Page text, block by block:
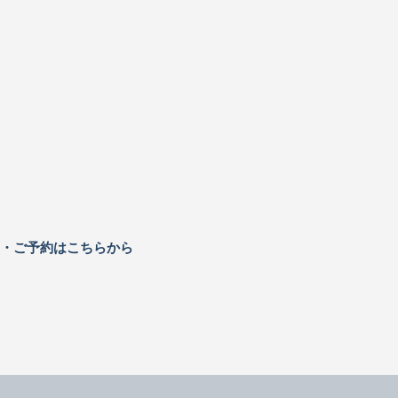
ご予約はこちらから